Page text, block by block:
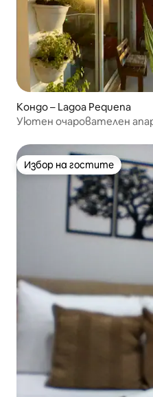
Кондо – Lagoa Pequena
Уютен очарователен
Избор на гостите
Избор на гостите